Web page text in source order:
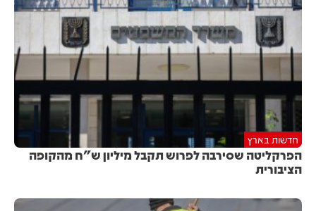
חדשות בארץ
הפרקליטה שסירבה לפרוש תקבל מיליון ש"ח מהקופה
הציבורית